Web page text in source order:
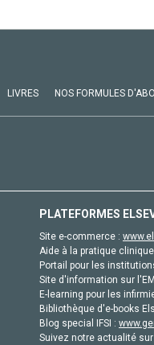
LIVRES NOS FORMULES
PLATEFORMES
Site e-commerce :
Aide à la pratique
Portail pour les
Site d'information sur
E-learning pour les
Bibliothèque d'e-books
Blog special IFSI :
Suivez notre actualité